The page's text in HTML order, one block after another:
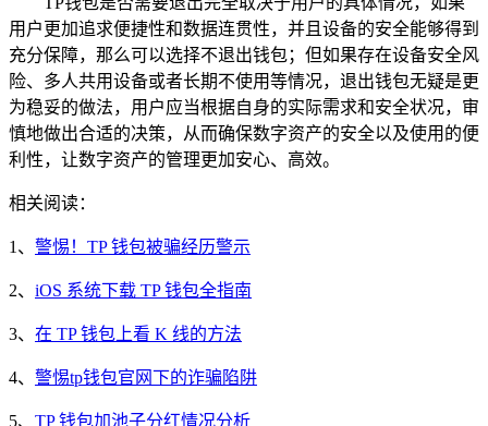
用户更加追求便捷性和数据连贯性，并且设备的安全能够得到
充分保障，那么可以选择不退出钱包；但如果存在设备安全风
险、多人共用设备或者长期不使用等情况，退出钱包无疑是更
为稳妥的做法，用户应当根据自身的实际需求和安全状况，审
慎地做出合适的决策，从而确保数字资产的安全以及使用的便
利性，让数字资产的管理更加安心、高效。
相关阅读：
1、 警惕！TP 钱包被骗经历警示
2、 iOS 系统下载 TP 钱包全指南
3、 在 TP 钱包上看 K 线的方法
4、 警惕tp钱包官网下的诈骗陷阱
5、 TP 钱包加池子分红情况分析